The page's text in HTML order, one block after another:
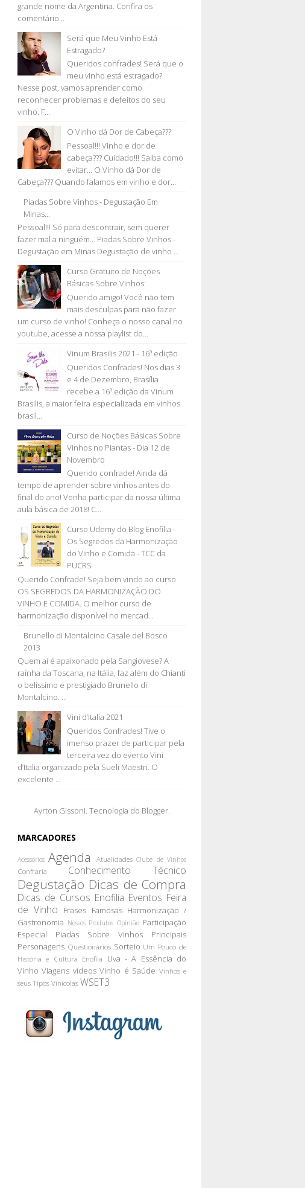
grande nome da Argentina. Confira os
comentário...
Será que Meu Vinho Está
Estragado?
Queridos confrades! Será que o
meu vinho está estragado?
Nesse post, vamos aprender como
reconhecer problemas e defeitos do seu
vinho. F...
O Vinho dá Dor de Cabeça???
Pessoal!!! Vinho e dor de
cabeça??? Cuidado!!! Saiba como
evitar... O Vinho dá Dor de
Cabeça??? Quando falamos em vinho e dor...
Piadas Sobre Vinhos - Degustação Em
Minas...
Pessoal!!! Só para descontrair, sem querer
fazer mal a ninguém... Piadas Sobre Vinhos -
Degustação em Minas Degustação de vinho ...
Curso Gratuito de Noções
Básicas Sobre Vinhos:
Querido amigo! Você não tem
mais desculpas para não fazer
um curso de vinho! Conheça o nosso canal no
youtube, acesse a nossa playlist do...
Vinum Brasilis 2021 - 16ª edição
Queridos Confrades! Nos dias 3
e 4 de Dezembro, Brasília
recebe a 16ª edição da Vinum
Brasilis, a maior feira especializada em vinhos
brasil...
Curso de Noções Básicas Sobre
Vinhos no Piantas - Dia 12 de
Novembro
Querido confrade! Ainda dá
tempo de aprender sobre vinhos antes do
final do ano! Venha participar da nossa última
aula básica de 2018! C...
Curso Udemy do Blog Enofilia -
Os Segredos da Harmonização
do Vinho e Comida - TCC da
PUCRS
Querido Confrade! Seja bem vindo ao curso
OS SEGREDOS DA HARMONIZAÇÃO DO
VINHO E COMIDA. O melhor curso de
harmonização disponível no mercad...
Brunello di Montalcino Casale del Bosco
2013
Quem aí é apaixonado pela Sangiovese? A
raínha da Toscana, na Itália, faz além do Chianti
o belíssimo e prestigiado Brunello di
Montalcino. ...
Vini d’Italia 2021
Queridos Confrades! Tive o
imenso prazer de participar pela
terceira vez do evento Vini
d’Italia organizado pela Sueli Maestri. O
excelente ...
Ayrton Gissoni. Tecnologia do Blogger.
MARCADORES
Acessórios Agenda Atualidades Clube de Vinhos
Confraria Conhecimento Técnico
Degustação Dicas de Compra
Dicas de Cursos Enofilia Eventos Feira
de Vinho
Frases Famosas Harmonização /
Gastronomia Nossos Produtos Opinião Participação
Especial
Piadas Sobre Vinhos
Principais
Personagens Questionários Sorteio Um Pouco de
História e Cultura Enofila
Uva - A Essência do
Vinho Viagens vídeos Vinho é Saúde Vinhos e
seus TiposVinícolasWSET3